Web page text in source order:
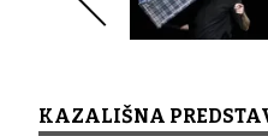
KAZALIŠNA